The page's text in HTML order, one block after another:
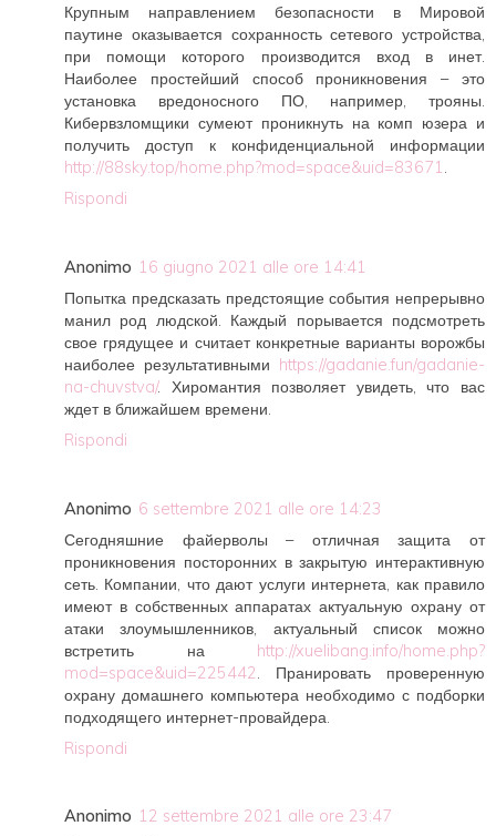
Крупным направлением безопасности в Мировой
паутине оказывается сохранность сетевого устройства,
при помощи которого производится вход в инет.
Наиболее простейший способ проникновения – это
установка вредоносного ПО, например, трояны.
Кибервзломщики сумеют проникнуть на комп юзера и
получить доступ к конфиденциальной информации
http://88sky.top/home.php?mod=space&uid=83671
Rispondi
Anonimo 16 giugno 2021 alle ore 14:41
Попытка предсказать предстоящие события непрерывно
манил род людской. Каждый порывается подсмотреть
свое грядущее и считает конкретные варианты ворожбы
наиболее результативными https://gadanie.fun/gadanie-
na-chuvstva/. Хиромантия позволяет увидеть, что вас
ждет в ближайшем времени.
Rispondi
Anonimo 6 settembre 2021 alle ore 14:23
Сегодняшние файерволы – отличная защита от
проникновения посторонних в закрытую интерактивную
сеть. Компании, что дают услуги интернета, как правило
имеют в собственных аппаратах актуальную охрану от
атаки злоумышленников, актуальный список можно
встретить на http://xuelibang.info/home.php?
mod=space&uid=225442
. Пранировать проверенную
охрану домашнего компьютера необходимо с подборки
подходящего интернет-провайдера.
Rispondi
Anonimo 12 settembre 2021 alle ore 23:47